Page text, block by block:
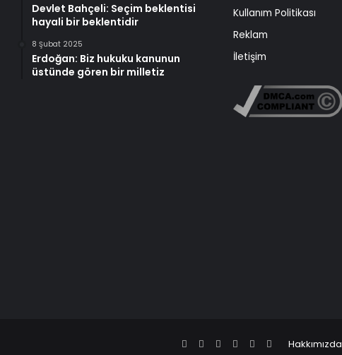
Devlet Bahçeli: Seçim beklentisi
hayali bir beklentidir
8 Şubat 2025
Erdoğan: Biz hukuku kanunun
üstünde gören bir milletiz
Kullanım Politikası
Reklam
İletişim
Hakkımızda
FacebookPinterestLinkedInYouTubeInstagram